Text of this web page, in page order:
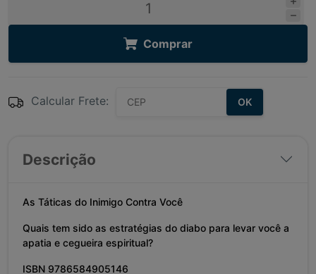
Comprar
Calcular Frete: OK
Descrição
As Táticas do Inimigo Contra Você
Quais tem sido as estratégias do diabo para levar você a
apatia e cegueira espiritual?
ISBN 9786584905146